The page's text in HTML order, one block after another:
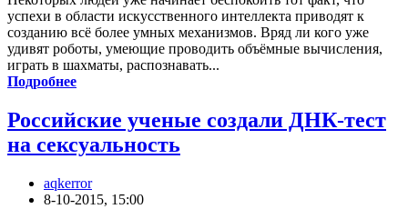
успехи в области искусственного интеллекта приводят к
созданию всё более умных механизмов. Вряд ли кого уже
удивят роботы, умеющие проводить объёмные вычисления,
играть в шахматы, распознавать...
Подробнее
Российские ученые создали ДНК-тест
на сексуальность
aqkerror
8-10-2015, 15:00